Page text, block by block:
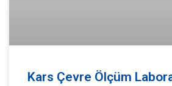
Kars Çevre Ölçüm